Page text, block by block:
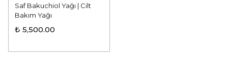
Saf Bakuchiol Yağı | Cilt
Bakım Yağı
₺ 5,500.00